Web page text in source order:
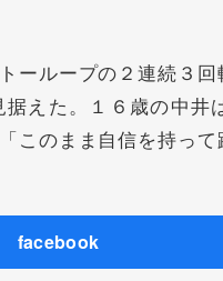
ループの２連続３回
えた。１６歳の中井
このまま自信を持っ
facebook